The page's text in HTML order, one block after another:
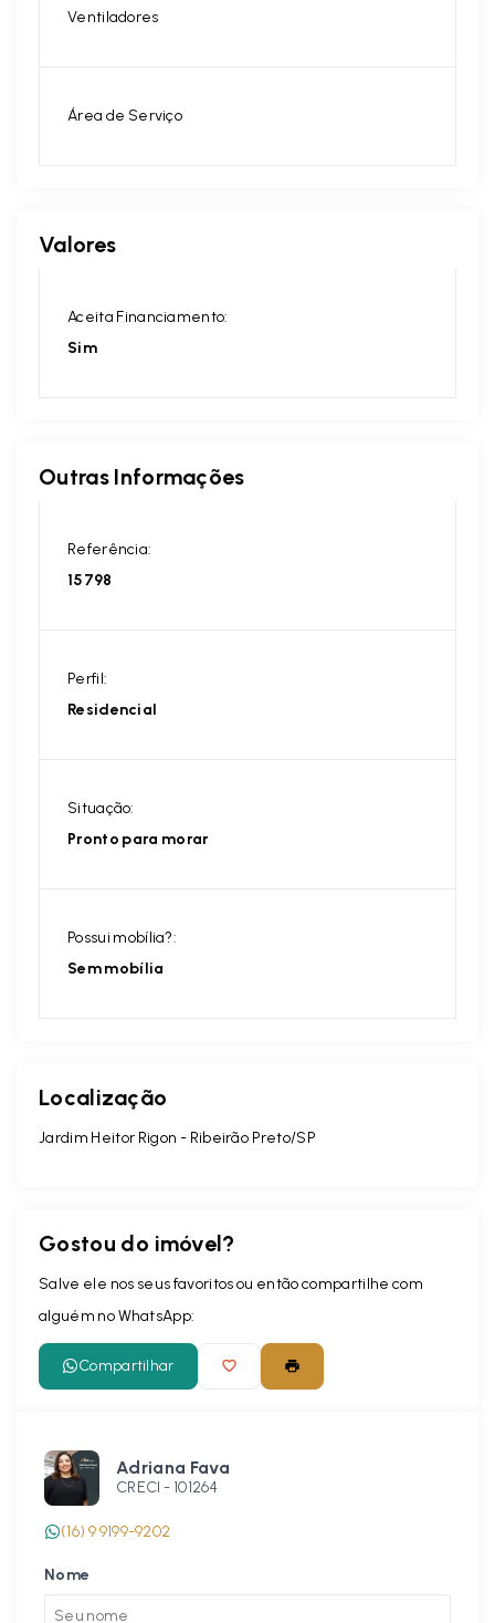
Ventiladores
Área de Serviço
Valores
Aceita Financiamento:
Sim
Outras Informações
Referência:
15798
Perfil:
Residencial
Situação:
Pronto para morar
Possui mobília?:
Sem mobília
Localização
Jardim Heitor Rigon - Ribeirão Preto/SP
Gostou do imóvel?
Salve ele nos seus favoritos ou então compartilhe com
alguém no WhatsApp:
Compartilhar
Adriana Fava
CRECI - 101264
(16) 9 9199-9202
Nome